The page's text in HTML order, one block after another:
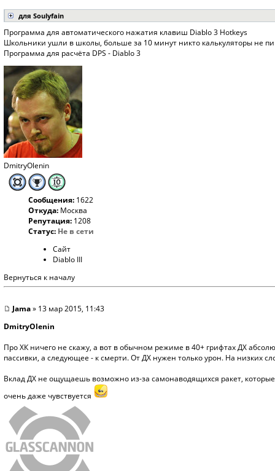
для Soulyfain
Программа для автоматического нажатия клавиш Diablo 3 Hotkeys
Школьники ушли в школы, больше за 10 минут никто калькуляторы не
Программа для расчёта DPS - Diablo 3
DmitryOlenin
Сообщения: 1622
Откуда: Москва
Репутация: 1208
Статус: Не в сети
Сайт
Diablo III
Вернуться к началу
Jama» 13 мар 2015, 11:43
DmitryOlenin
Про ХК ничего не скажу, а вот в обычном режиме в 40+ грифтах ДХ
пассивки, а следующее - к смерти. От ДХ нужен только урон. На низких
Вклад ДХ не ощущаешь возможно из-за самонаводящихся ракет,
очень даже чувствуется